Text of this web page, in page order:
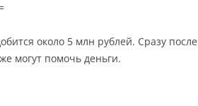
около 5 млн рублей. Сразу после
могут помочь деньги.